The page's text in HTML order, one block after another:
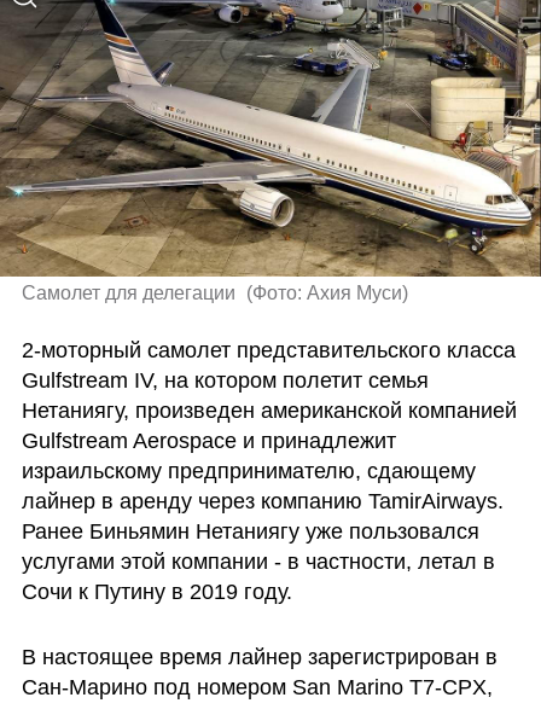
Самолет для делегации (Фото: Ахия Муси)
2-моторный самолет представительского класса
Gulfstream IV, на котором полетит семья
Нетаниягу, произведен американской компанией
Gulfstream Aerospace и принадлежит
израильскому предпринимателю, сдающему
лайнер в аренду через компанию TamirAirways.
Ранее Биньямин Нетаниягу уже пользовался
услугами этой компании - в частности, летал в
Сочи к Путину в 2019 году.
В настоящее время лайнер зарегистрирован в
Сан-Марино под номером San Marino T7-CPX,